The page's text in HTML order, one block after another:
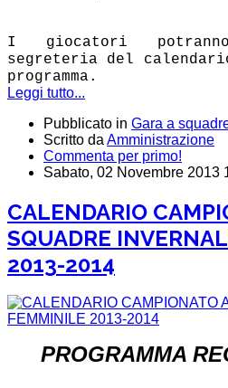
I giocatori
segreteria del
programma.
Leggi tutto...
Pubblicato in Gara a
Scritto da Amministrazione
Commenta per primo!
Sabato, 02 Novembre 2013
CALENDARIO
SQUADRE
2013-2014
PROGRAMMA